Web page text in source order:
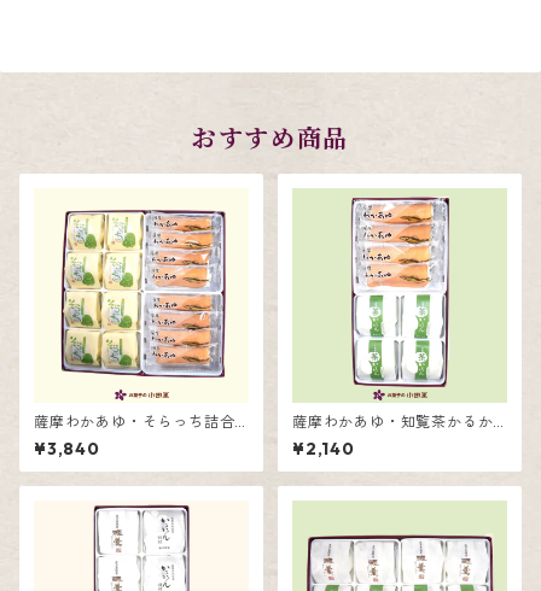
おすすめ商品
薩摩わかあゆ・そらっち詰合
せ16個入
¥3,840
薩摩わかあゆ・知覧茶かるか
ん詰合せ8個入
¥2,140